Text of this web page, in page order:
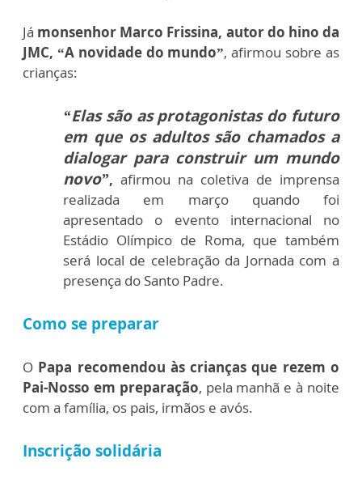
Já monsenhor Marco Frissina, autor do hino da
JMC, “A novidade do mundo”, afirmou sobre as
crianças:
“Elas são as protagonistas do futuro
em que os adultos são chamados a
dialogar para construir um mundo
novo”, afirmou na coletiva de imprensa
realizada em março quando foi
apresentado o evento internacional no
Estádio Olímpico de Roma, que também
será local de celebração da Jornada com a
presença do Santo Padre.
Como se preparar
O Papa recomendou às crianças que rezem o
Pai-Nosso em preparação, pela manhã e à noite
com a família, os pais, irmãos e avós.
Inscrição solidária